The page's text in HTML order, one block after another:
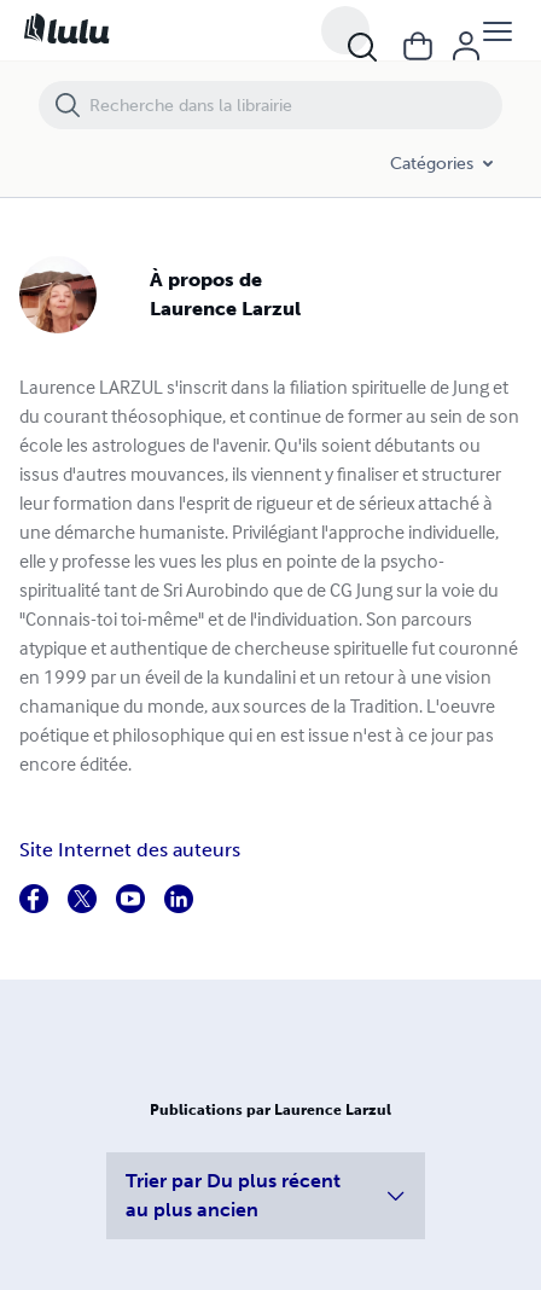
Catégories
À propos de
Laurence Larzul
Laurence LARZUL s'inscrit dans la filiation spirituelle de Jung et
du courant théosophique, et continue de former au sein de son
école les astrologues de l'avenir. Qu'ils soient débutants ou
issus d'autres mouvances, ils viennent y finaliser et structurer
leur formation dans l'esprit de rigueur et de sérieux attaché à
une démarche humaniste. Privilégiant l'approche individuelle,
elle y professe les vues les plus en pointe de la psycho-
spiritualité tant de Sri Aurobindo que de CG Jung sur la voie du
"Connais-toi toi-même" et de l'individuation. Son parcours
atypique et authentique de chercheuse spirituelle fut couronné
en 1999 par un éveil de la kundalini et un retour à une vision
chamanique du monde, aux sources de la Tradition. L'oeuvre
poétique et philosophique qui en est issue n'est à ce jour pas
encore éditée.
Site Internet des auteurs
Publications par Laurence Larzul
Trier par Du plus récent
au plus ancien